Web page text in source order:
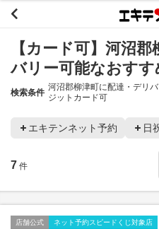
【カード可】河沼
バリー可能なおすす
検索条件
河沼郡柳津町に配達・デリ
ジットカード可
エキテンネット予約 日
7 件
店舗公式 ネット予約スピードくじ対象店